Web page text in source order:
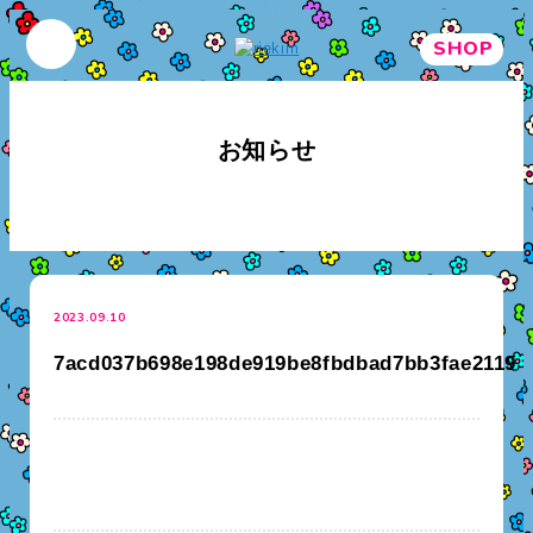
SHOP
お知らせ
2023.09.10
7acd037b698e198de919be8fbdbad7bb3fae2119